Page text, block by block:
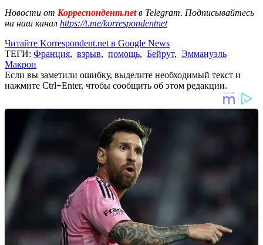
Новости от Корреспондент.netв Telegram. Подписывайтесь
на наш канал https://t.me/korrespondentnet
Читайте Korrespondent.net в Google News
ТЕГИ: Франция, взрыв, помощь, Бейрут, Эммануэль
Макрон
Если вы заметили ошибку, выделите необходимый текст и
нажмите Ctrl+Enter, чтобы сообщить об этом редакции.